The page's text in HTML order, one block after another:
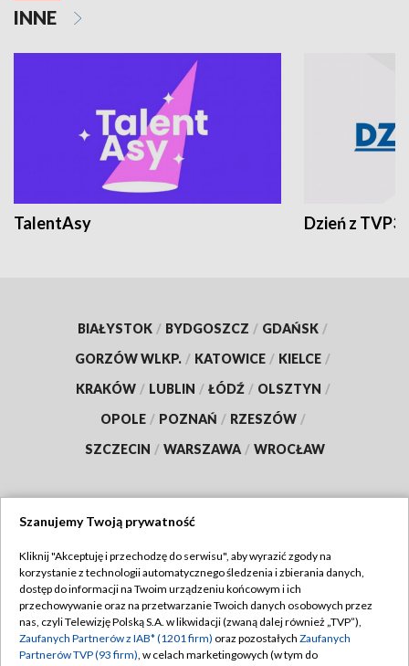
INNE
TalentAsy Dzień z TVP3
BIAŁYSTOK / BYDGOSZCZ / GDAŃSK /
GORZÓW WLKP. / KATOWICE / KIELCE /
KRAKÓW / LUBLIN / ŁÓDŹ / OLSZTYN /
OPOLE / POZNAŃ / RZESZÓW /
SZCZECIN / WARSZAWA / WROCŁAW
TVP
Abonament TVP
Emisja w TVP
Regulamin TVP
Polityka prywatności
Szanujemy Twoją prywatność
Kliknij "Akceptuję i przechodzę do serwisu", aby wyrazić zgody na
korzystanie z technologii automatycznego śledzenia i zbierania danych,
dostęp do informacji na Twoim urządzeniu końcowym i ich
przechowywanie oraz na przetwarzanie Twoich danych osobowych przez
nas, czyli Telewizję Polską S.A. w likwidacji (zwaną dalej również „TVP”),
Zaufanych Partnerów z IAB* (1201 firm) oraz pozostałych Zaufanych
Partnerów TVP (93 firm), w celach marketingowych (w tym do